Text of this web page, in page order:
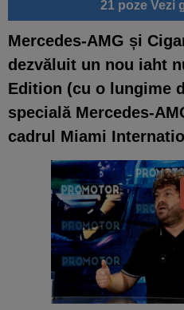
21 poze Vezi
Mercedes-AMG și
dezvăluit un nou iaht
Edition (cu o lungime
specială Mercedes-
cadrul Miami